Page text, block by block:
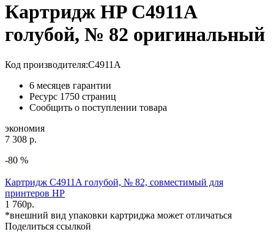
Картридж HP C4911A
голубой, № 82 оригинальный
Код производителя:C4911A
6 месяцев гарантии
Ресурс 1750 страниц
Сообщить о поступлении товара
экономия
7 308 р.
-80 %
Картридж C4911A голубой, № 82, совместимый для
принтеров HP
1 760р.
*внешний вид упаковки картриджа может отличаться
Поделиться ссылкой